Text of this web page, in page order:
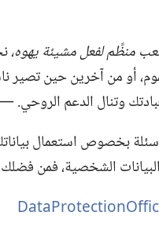
منظَّم لفعل مشيئة يهوه،‏
أو من آخرين حين تصير
وتنال الدعم الروحي.‏ —‏
بخصوص استعمال
الشخصية،‏ فمن فضلك،‏